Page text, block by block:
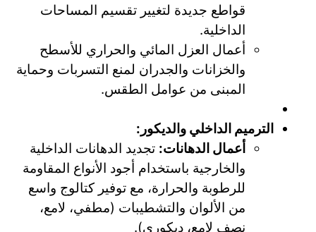
قواطع جديدة لتغيير تقسيم المساحات
الداخلية.
أعمال العزل المائي والحراري للأسطح
والخزانات والجدران لمنع التسربات وحماية
المبنى من عوامل الطقس.
الترميم الداخلي والديكور:
أعمال الدهانات: تجديد الدهانات الداخلية
والخارجية باستخدام أجود الأنواع المقاومة
للرطوبة والحرارة، مع توفير كتالوج واسع
من الألوان والتشطيبات (مطفي، لامع،
نصف لامع، ديكوري).